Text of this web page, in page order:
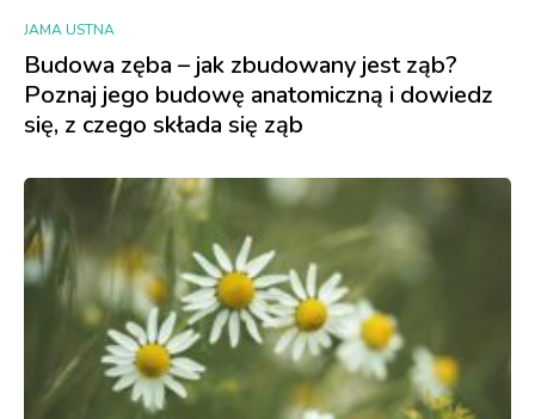
JAMA USTNA
Budowa zęba – jak zbudowany jest ząb?
Poznaj jego budowę anatomiczną i dowiedz
się, z czego składa się ząb